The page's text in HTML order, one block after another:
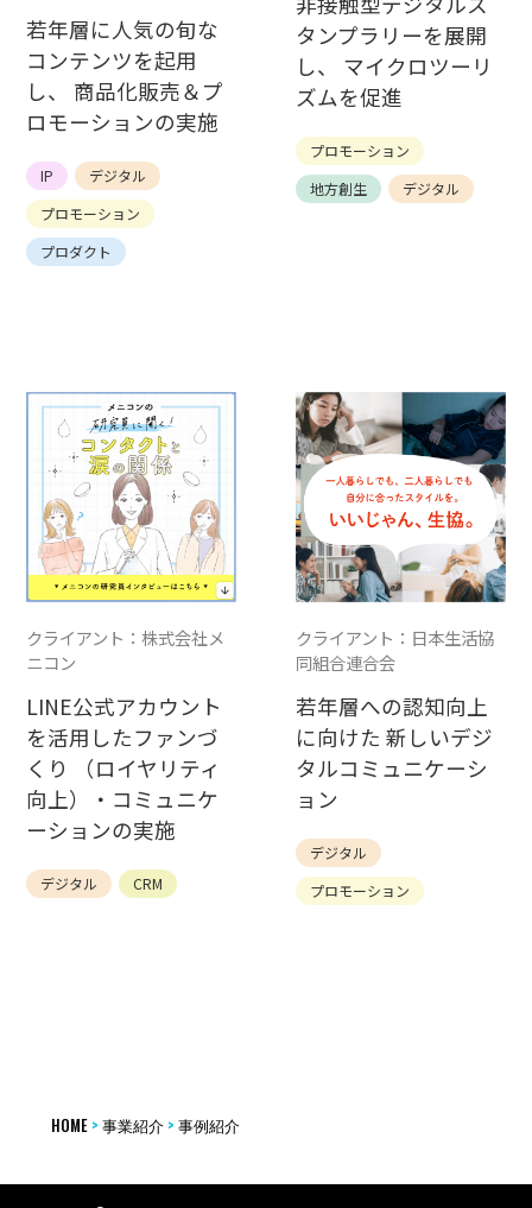
若年層に人気の旬な
コンテンツを起用
し、 商品化販売＆プ
ロモーションの実施
IP
デジタル
プロモーション
プロダクト
タンプラリーを展開
し、 マイクロツーリ
ズムを促進
プロモーション
地方創生
デジタル
クライアント：株式会社メ
ニコン
LINE公式アカウント
を活用したファンづ
くり （ロイヤリティ
向上）・コミュニケ
ーションの実施
デジタル CRM
クライアント：日本生活協
同組合連合会
若年層への認知向上
に向けた 新しいデジ
タルコミュニケーシ
ョン
デジタル
プロモーション
HOME> 事業紹介> 事例紹介